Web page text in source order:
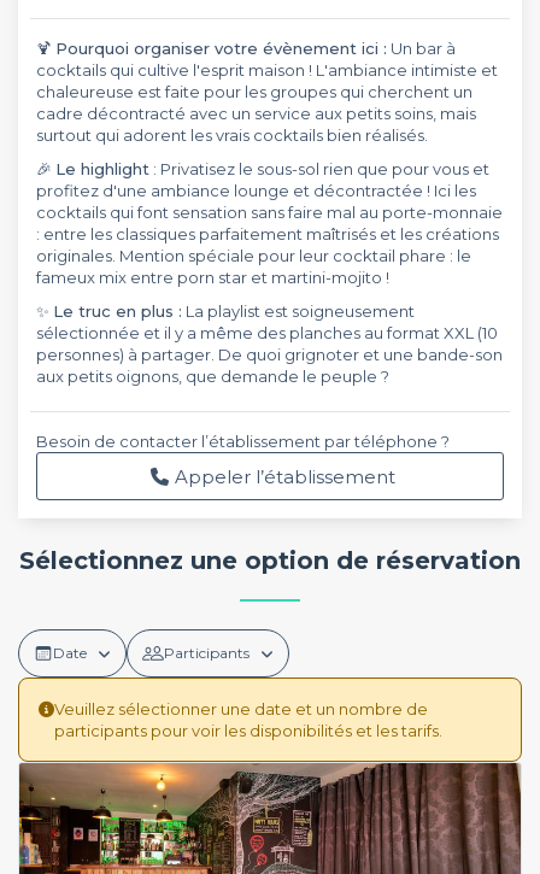
🍹 Pourquoi organiser votre évènement ici : Un bar à
cocktails qui cultive l'esprit maison ! L'ambiance intimiste et
chaleureuse est faite pour les groupes qui cherchent un
cadre décontracté avec un service aux petits soins, mais
surtout qui adorent les vrais cocktails bien réalisés.
🎉 Le highlight : Privatisez le sous-sol rien que pour vous et
profitez d'une ambiance lounge et décontractée ! Ici les
cocktails qui font sensation sans faire mal au porte-monnaie
: entre les classiques parfaitement maîtrisés et les créations
originales. Mention spéciale pour leur cocktail phare : le
fameux mix entre porn star et martini-mojito !
✨ Le truc en plus : La playlist est soigneusement
sélectionnée et il y a même des planches au format XXL (10
personnes) à partager. De quoi grignoter et une bande-son
aux petits oignons, que demande le peuple ?
Besoin de contacter l’établissement par téléphone ?
Appeler l’établissement
Sélectionnez une option de réservation
Date Participants
Veuillez sélectionner une date et un nombre de
participants pour voir les disponibilités et les tarifs.